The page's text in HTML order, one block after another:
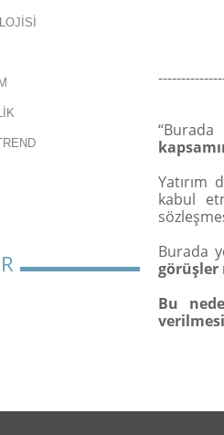
Yatırım
kabul
Burada
Bu